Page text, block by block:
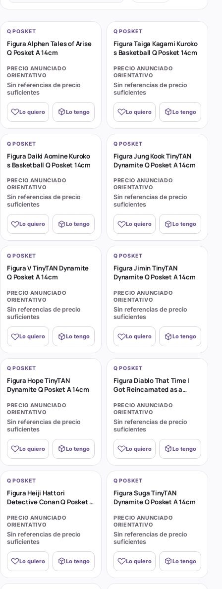
Q POSKET
Figura Alphen Tales of Arise
Q Posket A 14cm
PRECIO ANUNCIADO
ORIENTATIVO
Sin referencias de precio
suficientes
Lo quiero Lo tengo
Q POSKET
Figura Taiga Kagami Kuroko
s Basketball Q Posket 14cm
PRECIO ANUNCIADO
ORIENTATIVO
Sin referencias de precio
suficientes
Lo quiero Lo tengo
Q POSKET
Figura Daiki Aomine Kuroko
s Basketball Q Posket 14cm
PRECIO ANUNCIADO
ORIENTATIVO
Sin referencias de precio
suficientes
Lo quiero Lo tengo
Q POSKET
Figura Jung Kook TinyTAN
Dynamite Q Posket A 14cm
PRECIO ANUNCIADO
ORIENTATIVO
Sin referencias de precio
suficientes
Lo quiero Lo tengo
Q POSKET
Figura V TinyTAN Dynamite
Q Posket A 14cm
PRECIO ANUNCIADO
ORIENTATIVO
Sin referencias de precio
suficientes
Lo quiero Lo tengo
Q POSKET
Figura Jimin TinyTAN
Dynamite Q Posket A 14cm
PRECIO ANUNCIADO
ORIENTATIVO
Sin referencias de precio
suficientes
Lo quiero Lo tengo
Q POSKET
Figura Hope TinyTAN
Dynamite Q Posket A 14cm
PRECIO ANUNCIADO
ORIENTATIVO
Sin referencias de precio
suficientes
Lo quiero Lo tengo
Q POSKET
Figura Diablo That Time I
Got Reincarnated as a
PRECIO ANUNCIADO
ORIENTATIVO
Sin referencias de precio
suficientes
Lo quiero Lo tengo
Q POSKET
Figura Heiji Hattori
Detective Conan Q Posket A
PRECIO ANUNCIADO
ORIENTATIVO
Sin referencias de precio
suficientes
Lo quiero Lo tengo
Q POSKET
Figura Suga TinyTAN
Dynamite Q Posket A 14cm
PRECIO ANUNCIADO
ORIENTATIVO
Sin referencias de precio
suficientes
Lo quiero Lo tengo